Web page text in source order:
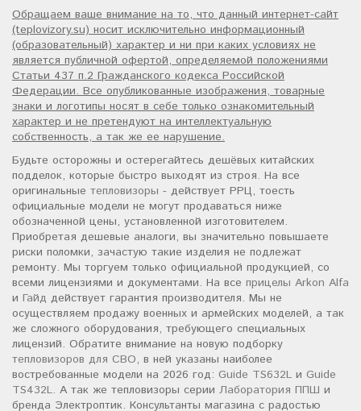
Обращаем ваше внимание на то, что данный интернет-сайт
(teplovizory.su) носит исключительно информационный
(образовательный) характер и ни при каких условиях не
является публичной офертой, определяемой положениями
Статьи 437 п.2 Гражданского кодекса Российской
Федерации. Все опубликованные изображения, товарные
знаки и логотипы носят в себе только ознакомительный
характер и не претендуют на интеллектуальную
собственность, а так же ее нарушение.
Будьте осторожны и остерегайтесь дешёвых китайских
подделок, которые быстро выходят из строя. На все
оригинальные тепловизоры - действует РРЦ, тоесть
официальные модели не могут продаваться ниже
обозначенной цены, установленной изготовителем.
Приобретая дешевые аналоги, вы значительно повышаете
риски поломки, зачастую такие изделия не подлежат
ремонту. Мы торгуем только официальной продукцией, со
всеми лицензиями и документами. На все прицелы Arkon Alfa
и Гайд действует гарантия производителя. Мы не
осуществляем продажу военных и армейских моделей, а так
же сложного оборудования, требующего специальных
лицензий. Обратите внимание на новую подборку
тепловизоров для СВО, в ней указаны наиболее
востребованные модели на 2026 год: Guide TS632L и Guide
TS432L. А так же тепловизоры серии Лаборатория ППШ и
бренда Электроптик. Консультанты магазина с радостью